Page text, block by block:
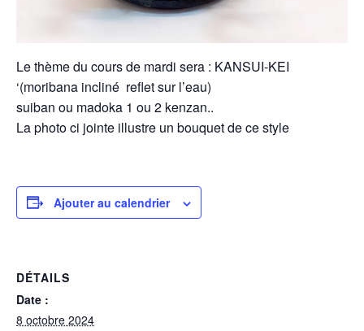
Le thème du cours de mardi sera : KANSUI-KEI
‘(moribana incliné reflet sur l’eau)
suiban ou madoka 1 ou 2 kenzan..
La photo ci jointe illustre un bouquet de ce style
Ajouter au calendrier
DÉTAILS
Date :
8 octobre 2024